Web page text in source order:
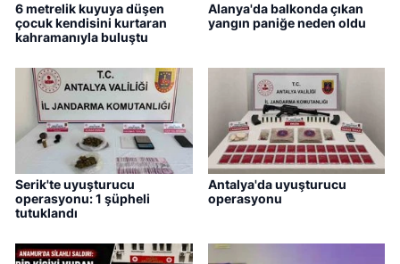
6 metrelik kuyuya düşen
çocuk kendisini kurtaran
kahramanıyla buluştu
Alanya'da balkonda çıkan
yangın paniğe neden oldu
Serik'te uyuşturucu
operasyonu: 1 şüpheli
tutuklandı
Antalya'da uyuşturucu
operasyonu